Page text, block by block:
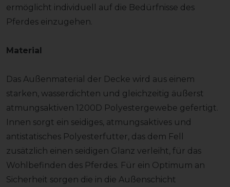
ermöglicht individuell auf die Bedürfnisse des
Pferdes einzugehen.
Material
Das Außenmaterial der Decke wird aus einem
starken, wasserdichten und gleichzeitig äußerst
atmungsaktiven 1200D Polyestergewebe gefertigt.
Innen sorgt ein seidiges, atmungsaktives und
antistatisches Polyesterfutter, das dem Fell
zusätzlich einen seidigen Glanz verleiht, für das
Wohlbefinden des Pferdes. Für ein Optimum an
Sicherheit sorgen die in die Außenschicht